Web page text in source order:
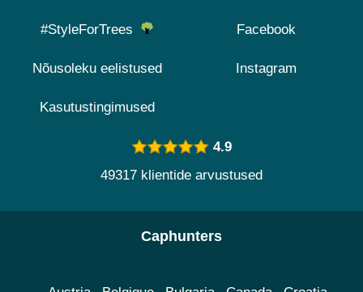
#StyleForTrees
Nõusoleku eelistused
Kasutustingimused
Facebook
Instagram
4.9
49317 klientide arvustused
Caphunters